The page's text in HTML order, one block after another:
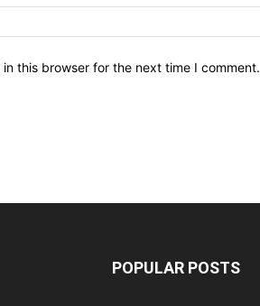
this browser for the next time I comment.
POPULAR POSTS